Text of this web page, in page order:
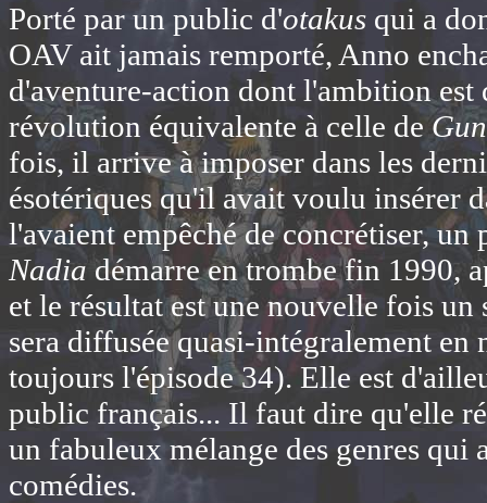
Porté par un public d'otakus qui a
OAV ait jamais remporté, Anno
d'aventure-action dont l'ambition est
révolution équivalente à celle de
fois, il arrive à imposer dans les
ésotériques qu'il avait voulu insérer
l'avaient empêché de concrétiser, un
Nadia démarre en trombe fin 1990,
et le résultat est une nouvelle fois
sera diffusée quasi-intégralement
toujours l'épisode 34). Elle est
public français... Il faut dire qu'elle
un fabuleux mélange des genres qui
comédies.